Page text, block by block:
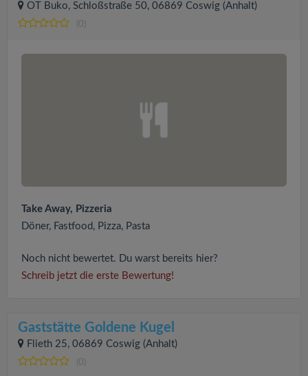
OT Buko, Schloßstraße 50, 06869 Coswig (Anhalt)
(0)
Take Away, Pizzeria
Döner, Fastfood, Pizza, Pasta
Noch nicht bewertet. Du warst bereits hier?
Schreib jetzt die erste Bewertung!
Gaststätte Goldene Kugel
Flieth 25, 06869 Coswig (Anhalt)
(0)